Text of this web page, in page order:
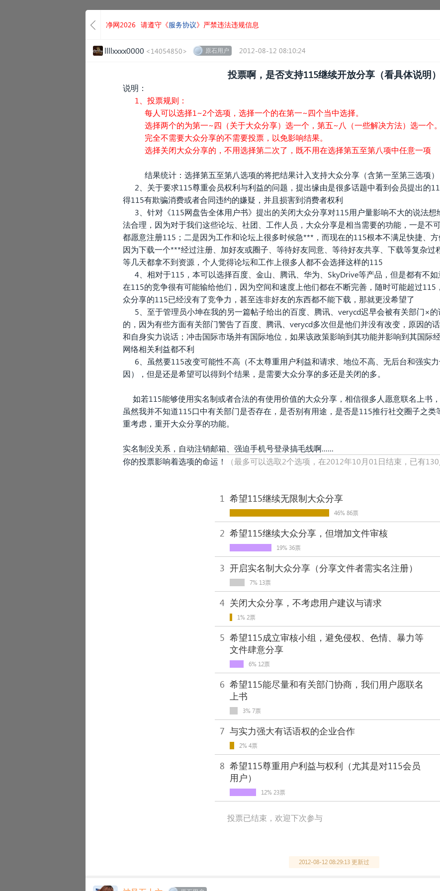
净网2026 请遵守《服务协议》严禁违法违规信息
llllxxxx0000 <14054850> 原石用户 2012-08-12 08:10:24
投票啊，是否支持115继续开放分享（看具体说明）
说明：
1、投票规则：
每人可以选择1~2个选项，选择一个的在第一~四个当中选择。
选择两个的为第一~四（关于大众分享）选一个，第五~八（一些解决方法）选一个。
完全不需要大众分享的不需要投票，以免影响结果。
选择关闭大众分享的，不用选择第二次了，既不用在选择第五至第八项中任意一项
结果统计：选择第五至第八选项的将把结果计入支持大众分享（含第一至第三选项）
2、关于要求115尊重会员权利与利益的问题，提出缘由是很多话题中看到会员提出的
得115有欺骗消费或者合同违约的嫌疑，并且损害到消费者权利
3、针对《115网盘告全体用户书》提出的关闭大众分享对115用户量影响不大的说法想
法合理，因为对于我们这些论坛、社团、工作人员，大众分享是相当需要的功能，一是不
都愿意注册115；二是因为工作和论坛上很多时候急***，而现在的115根本不满足快捷、方
因为下载一个***经过注册、加好友或圈子、等待好友同意、等待好友共享、下载等复杂过
等几天都拿不到资源，个人觉得论坛和工作上很多人都不会选择这样的115
4、相对于115，本可以选择百度、金山、腾讯、华为、SkyDrive等产品，但是都有不
在115的竞争很有可能输给他们，因为空间和速度上他们都在不断完善，随时可能超过115
众分享的115已经没有了竞争力，甚至连非好友的东西都不能下载，那就更没希望了
5、至于管理员小坤在我的另一篇帖子给出的百度、腾讯、verycd迟早会被有关部门×
的，因为有些方面有关部门警告了百度、腾讯、verycd多次但是他们并没有改变，原因的
和自身实力说话；冲击国际市场并有国际地位，如果该政策影响到其功能并影响到其国际
网络相关利益都不利
6、虽然要115改变可能性不高（不太尊重用户利益和请求、地位不高、无后台和强实
因），但是还是希望可以得到个结果，是需要大众分享的多还是关闭的多。
如若115能够使用实名制或者合法的有使用价值的大众分享，相信很多人愿意联名上书
虽然我并不知道115口中有关部门是否存在，是否别有用途，是否是115推行社交圈子之
重考虑，重开大众分享的功能。
实名制没关系，自动注销邮箱、强迫手机号登录搞毛线啊……
你的投票影响着选项的命运！
（最多可以选取2个选项，在2012年10月01日结束，已有130
1 希望115继续无限制大众分享
46% 86票
2 希望115继续大众分享，但增加文件审核
19% 36票
3 开启实名制大众分享（分享文件者需实名注册）
7% 13票
4 关闭大众分享，不考虑用户建议与请求
1% 2票
5 希望115成立审核小组，避免侵权、色情、暴力等
文件肆意分享
6% 12票
6 希望115能尽量和有关部门协商，我们用户愿联名
上书
3% 7票
7 与实力强大有话语权的企业合作
2% 4票
8 希望115尊重用户利益与权利（尤其是对115会员
用户）
12% 23票
投票已结束，欢迎下次参与
2012-08-12 08:29:13 更新过